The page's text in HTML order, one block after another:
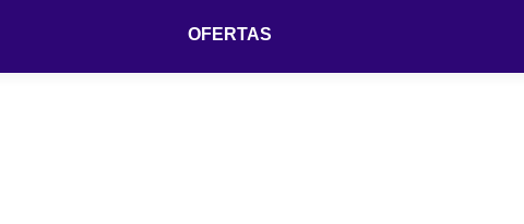
OFERTAS